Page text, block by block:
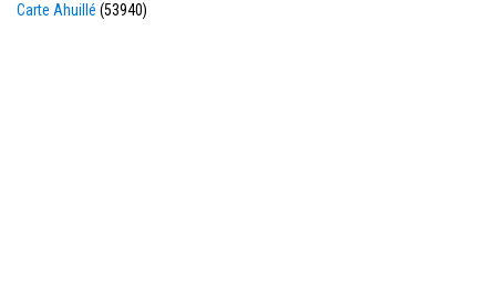
Carte Ahuillé (53940)